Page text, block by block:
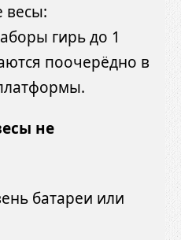
весы:
гирь до 1
поочерёдно в
не
батареи или